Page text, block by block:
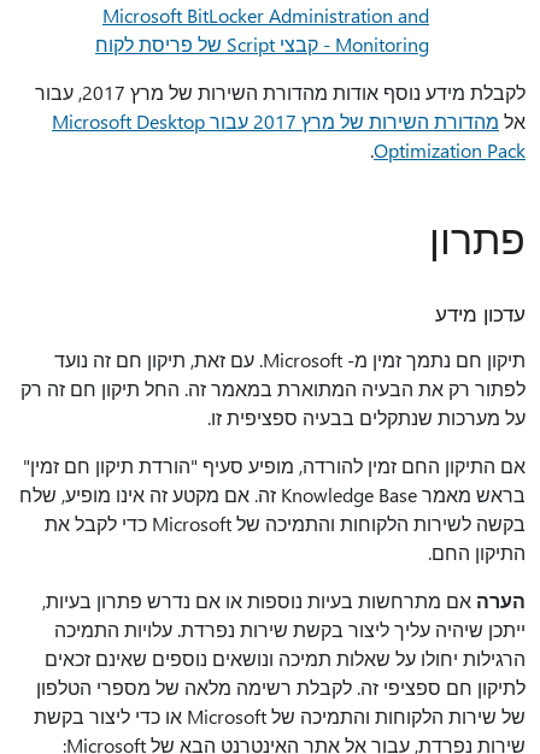
Microsoft BitLocker Administration and
Monitoring - קבצי Script של פריסת לקוח
לקבלת מידע נוסף אודות מהדורת השירות של מרץ 2017, עבור
אל
מהדורת השירות של מרץ 2017 עבור Microsoft Desktop
Optimization Pack
.
פתרון
עדכון מידע
תיקון חם נתמך זמין מ- Microsoft. עם זאת, תיקון חם זה נועד
לפתור רק את הבעיה המתוארת במאמר זה. החל תיקון חם זה רק
על מערכות שנתקלים בבעיה ספציפית זו.
אם התיקון החם זמין להורדה, מופיע סעיף "הורדת תיקון חם זמין"
בראש מאמר Knowledge Base זה. אם מקטע זה אינו מופיע, שלח
בקשה לשירות הלקוחות והתמיכה של Microsoft כדי לקבל את
התיקון החם.
הערה אם מתרחשות בעיות נוספות או אם נדרש פתרון בעיות,
ייתכן שיהיה עליך ליצור בקשת שירות נפרדת. עלויות התמיכה
הרגילות יחולו על שאלות תמיכה ונושאים נוספים שאינם זכאים
לתיקון חם ספציפי זה. לקבלת רשימה מלאה של מספרי הטלפון
של שירות הלקוחות והתמיכה של Microsoft או כדי ליצור בקשת
שירות נפרדת, עבור אל אתר האינטרנט הבא של Microsoft: